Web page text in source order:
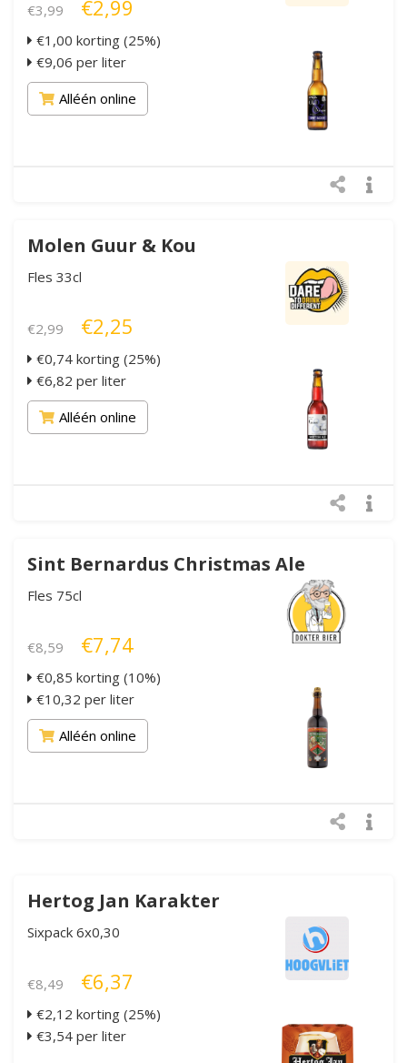
€3,99 €2,99
€1,00 korting (25%)
€9,06 per liter
Alléén online
Molen Guur & Kou
Fles 33cl
€2,99 €2,25
€0,74 korting (25%)
€6,82 per liter
Alléén online
Sint Bernardus Christmas Ale
Fles 75cl
€8,59 €7,74
€0,85 korting (10%)
€10,32 per liter
Alléén online
Hertog Jan Karakter
Sixpack 6x0,30
€8,49 €6,37
€2,12 korting (25%)
€3,54 per liter